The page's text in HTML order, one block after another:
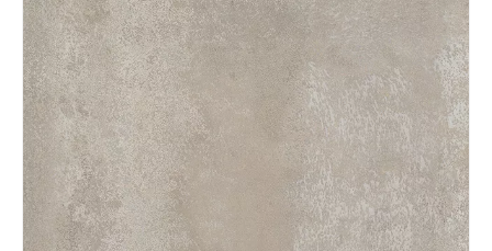
1178 Plance de plancher Eir surface SPC